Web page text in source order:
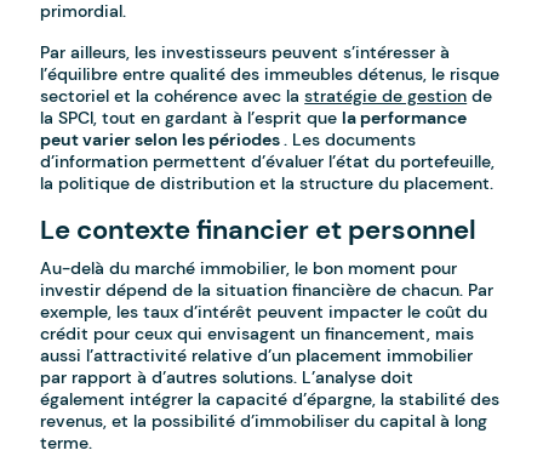
primordial.
Par ailleurs, les investisseurs peuvent s’intéresser à
l’équilibre entre qualité des immeubles détenus, le risque
sectoriel et la cohérence avec lastratégie de gestion de
la SPCI, tout en gardant à l’esprit quela performance
peut varier selon les périodes. Les documents
d’information permettent d’évaluer l’état du portefeuille,
la politique de distribution et la structure du placement.
Le contexte financier et personnel
Au-delà du marché immobilier, le bon moment pour
investir dépend de la situation financière de chacun. Par
exemple, les taux d’intérêt peuvent impacter le coût du
crédit pour ceux qui envisagent un financement, mais
aussi l’attractivité relative d’un placement immobilier
par rapport à d’autres solutions. L’analyse doit
également intégrer la capacité d’épargne, la stabilité des
revenus, et la possibilité d’immobiliser du capital à long
terme.